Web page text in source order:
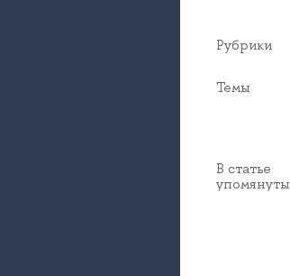
Рубрики
Темы
В статье
упомянуты